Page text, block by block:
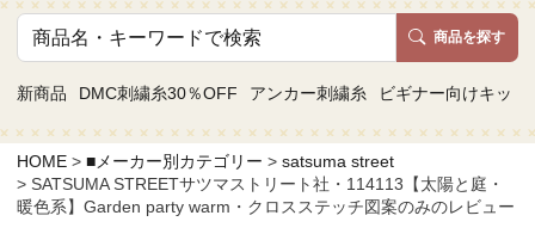
商品を探す
新商品 DMC刺繍糸30％OFF アンカー刺繍糸 ビギナー向けキット
商品一覧
カテゴリーから探す
取り扱いブランドから探す
HOME ■メーカー別カテゴリー
satsuma street
SATSUMA STREETサツマストリート社・114113【太陽と庭・
暖色系】Garden party warm・クロスステッチ図案のみのレビュー